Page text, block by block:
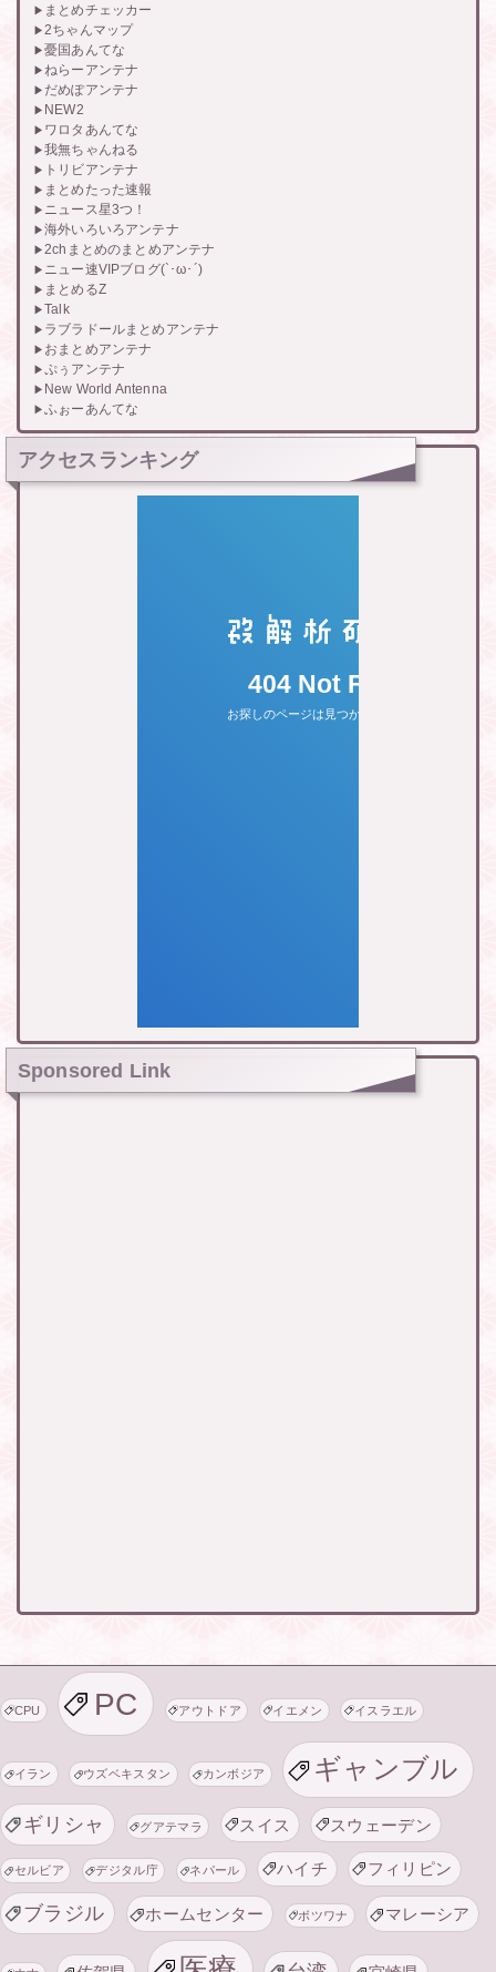
まとめチェッカー
2ちゃんマップ
憂国あんてな
ねらーアンテナ
だめぽアンテナ
NEW2
ワロタあんてな
我無ちゃんねる
トリビアンテナ
まとめたった速報
ニュース星3つ！
海外いろいろアンテナ
2chまとめのまとめアンテナ
ニュー速VIPブログ(`･ω･´)
まとめるZ
Talk
ラブラドールまとめアンテナ
おまとめアンテナ
ぷぅアンテナ
New World Antenna
ふぉーあんてな
アクセスランキング
Sponsored Link
CPU PC アウトドア イエメン イスラエル
イラン ウズベキスタン カンボジア ギャンブル
ギリシャ グアテマラ スイス スウェーデン
セルビア デジタル庁 ネパール ハイチ フィリピン
ブラジル ホームセンター ボツワナ マレーシア